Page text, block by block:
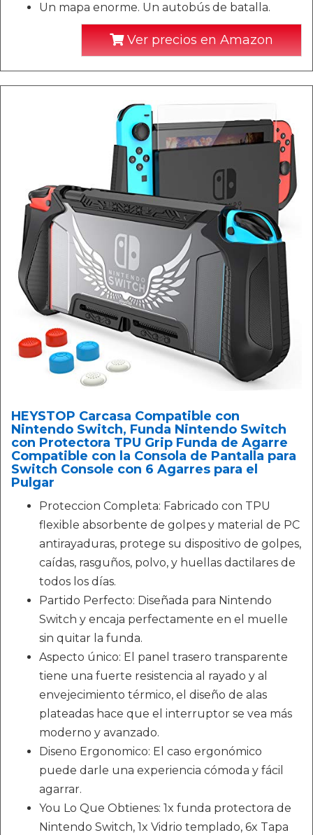
Un mapa enorme. Un autobús de batalla.
Ver precios en Amazon
HEYSTOP Carcasa Compatible con
Nintendo Switch, Funda Nintendo Switch
con Protectora TPU Grip Funda de Agarre
Compatible con la Consola de Pantalla para
Switch Console con 6 Agarres para el
Pulgar
Proteccion Completa: Fabricado con TPU
flexible absorbente de golpes y material de PC
antirayaduras, protege su dispositivo de golpes,
caídas, rasguños, polvo, y huellas dactilares de
todos los días.
Partido Perfecto: Diseñada para Nintendo
Switch y encaja perfectamente en el muelle
sin quitar la funda.
Aspecto único: El panel trasero transparente
tiene una fuerte resistencia al rayado y al
envejecimiento térmico, el diseño de alas
plateadas hace que el interruptor se vea más
moderno y avanzado.
Diseno Ergonomico: El caso ergonómico
puede darle una experiencia cómoda y fácil
agarrar.
You Lo Que Obtienes: 1x funda protectora de
Nintendo Switch, 1x Vidrio templado, 6x Tapa